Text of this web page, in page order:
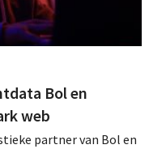
Bol en
web
partner van Bol en